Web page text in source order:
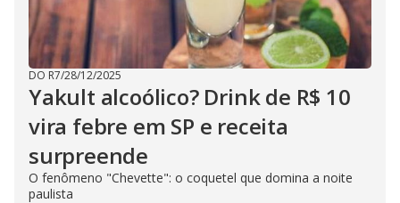
DO R7/28/12/2025
Yakult alcoólico? Drink de R$ 10
vira febre em SP e receita
surpreende
​O fenômeno "Chevette": o coquetel que domina a noite
paulista